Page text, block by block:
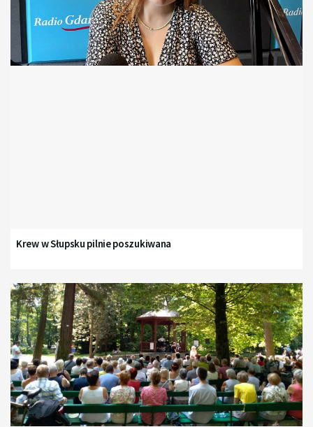
Krew w Słupsku pilnie poszukiwana